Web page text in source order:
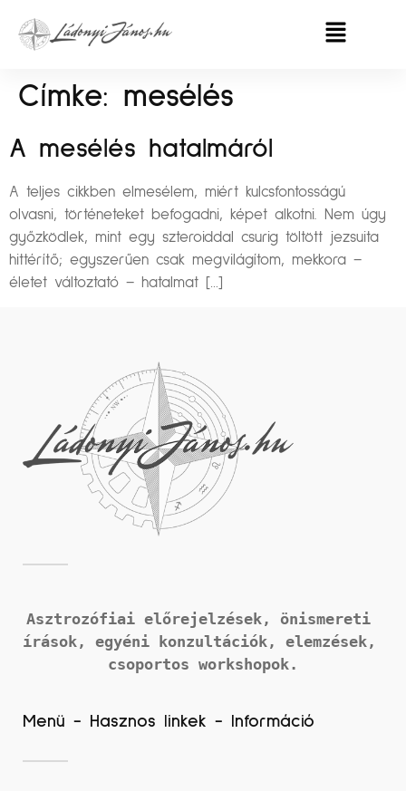
Címke: mesélés
A mesélés hatalmáról
A teljes cikkben elmesélem, miért kulcsfontosságú
olvasni, történeteket befogadni, képet alkotni. Nem úgy
győzködlek, mint egy szteroiddal csurig töltött jezsuita
hittérítő; egyszerűen csak megvilágítom, mekkora –
életet változtató – hatalmat […]
Asztrozófiai előrejelzések, önismereti
írások,
csoportos workshopok.
Menü - Hasznos linkek - Információ